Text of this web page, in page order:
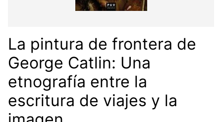
La pintura de frontera de
George Catlin: Una
etnografía entre la
escritura de viajes y la